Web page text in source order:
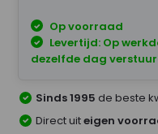
Op voorraad
Levertijd: Op
dezelfde dag
Sinds 1995 de beste
Direct uiteigen